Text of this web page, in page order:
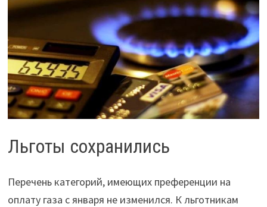
Льготы сохранились
Перечень категорий, имеющих преференции на
оплату газа с января не изменился. К льготникам